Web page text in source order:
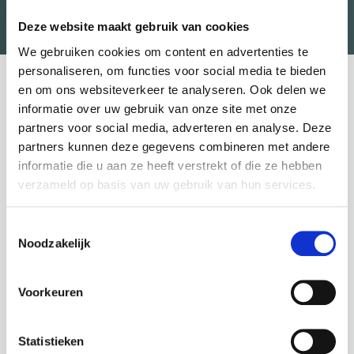
Deze website maakt gebruik van cookies
We gebruiken cookies om content en advertenties te
personaliseren, om functies voor social media te bieden
en om ons websiteverkeer te analyseren. Ook delen we
informatie over uw gebruik van onze site met onze
partners voor social media, adverteren en analyse. Deze
partners kunnen deze gegevens combineren met andere
informatie die u aan ze heeft verstrekt of die ze hebben
verzameld op basis van uw gebruik van hun services.
Noodzakelijk
Voorkeuren
Statistieken
Terug naar overzicht
Voeten in het zand, een mooie wandeling in de bergen of
een fijne stedentrip. De vakantieperiode is er voor
iedereen om te ontspannen, te genieten en even geen
verplichtingen te hebben. Het is voor velen een periode
om hun energielevel een boost te geven en eventuele
het moois komt echter een einde en ooit staat die 1e
Veel mensen zien ertegen op om na hun vakantie weer
aan de slag te gaan. Uit onderzoek van Synovate blijkt
zelfs dat 46% met tegenzin weer opstart. Ondanks dat
velen hun werk leuk vinden én gelukkiger worden van